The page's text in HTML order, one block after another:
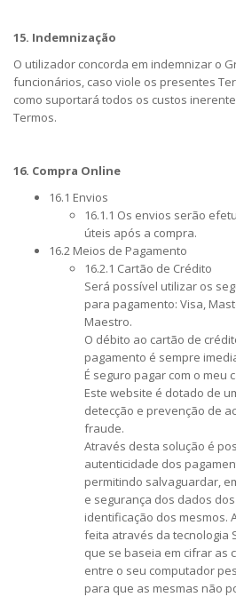
15. Indemnização
O utilizador concorda em indemnizar o
funcionários, caso viole os presentes
como suportará todos os custos
Termos.
16. Compra Online
16.1 Envios
16.1.1 Os envios serão
úteis após a compra.
16.2 Meios de Pagamento
16.2.1 Cartão de Crédito
Será possível utilizar os
para pagamento: Visa,
Maestro.
O débito ao cartão de
pagamento é sempre
É seguro pagar com o meu
Este website é dotado de
detecção e prevenção de
fraude.
Através desta solução é
autenticidade dos
permitindo salvaguardar,
e segurança dos dados
identificação dos mesmos.
feita através da tecnologia
que se baseia em cifrar as
entre o seu computador
para que as mesmas não